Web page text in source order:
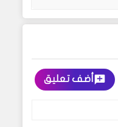
أضف تعليق